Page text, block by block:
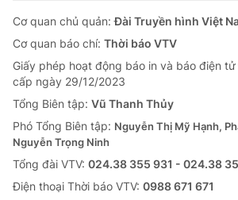
Cơ quan chủ quản:Đài Truyền hình Việt
Cơ quan báo chí: Thời báo VTV
Giấy phép hoạt động báo in và báo điện
cấp ngày 29/12/2023
Tổng Biên tập: Vũ Thanh Thủy
Phó Tổng Biên tập: Nguyễn Thị Mỹ Hạnh,
Nguyễn Trọng Ninh
Tổng đài VTV: 024.38 355 931 - 024.38
Ðiện thoại Thời báo VTV: 0988 671 671